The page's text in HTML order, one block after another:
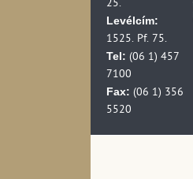
25.
Levélcím:
1525. Pf. 75.
Tel: (06 1) 457
7100
Fax: (06 1) 356
5520